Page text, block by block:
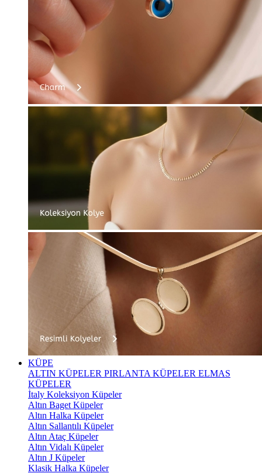
KÜPE
ALTIN KÜPELER PIRLANTA KÜPELER ELMAS
KÜPELER
İtaly Koleksiyon Küpeler
Altın Baget Küpeler
Altın Halka Küpeler
Altın Sallantılı Küpeler
Altın Ataç Küpeler
Altın Vidalı Küpeler
Altın J Küpeler
Klasik Halka Küpeler